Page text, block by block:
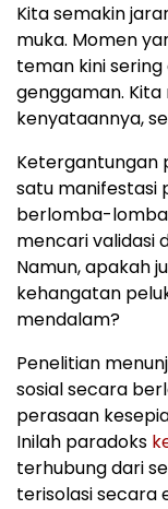
Kita semakin
muka. Momen
teman kini
genggaman.
kenyataannya,
Ketergantungan
satu manifestasi
berlomba-
mencari validasi
Namun, apakah
kehangatan
mendalam?
Penelitian
sosial secara
perasaan
Inilah paradoks
terhubung dari
terisolasi secara